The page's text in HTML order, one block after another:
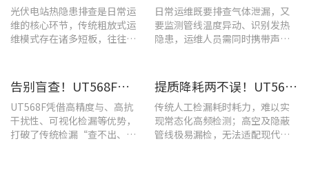
光伏电站热隐患排查是日常运
维的核心环节，传统粗放式运
维模式存在诸多短板，往往面
安全性。
日常运维既要排查气体泄漏，又
要监测管线温度异动、识别发热
隐患，运维人员需同时携带声学
检效率低下。
告别盲查！UT568F红外声成像仪，让汽车智造车间气体泄漏检测更智能高效
UT568F凭借高精度与、高抗
干扰性、可视化检漏等优势，
打破了传统检漏“查不出、查
提质降耗两不误！UT568F红外声成像仪破解酿酒车间检漏难题
传统人工检漏耗时耗力，难以实
现常态化高频检测；高空及隐蔽
管线极易漏检，无法适配现代化